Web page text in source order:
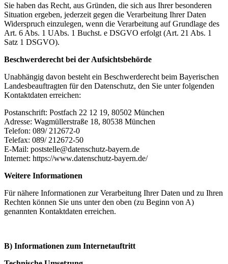
Sie haben das Recht, aus Gründen, die sich aus Ihrer besonderen
Situation ergeben, jederzeit gegen die Verarbeitung Ihrer Daten
Widerspruch einzulegen, wenn die Verarbeitung auf Grundlage des
Art. 6 Abs. 1 UAbs. 1 Buchst. e DSGVO erfolgt (Art. 21 Abs. 1
Satz 1 DSGVO).
Beschwerderecht bei der Aufsichtsbehörde
Unabhängig davon besteht ein Beschwerderecht beim Bayerischen
Landesbeauftragten für den Datenschutz, den Sie unter folgenden
Kontaktdaten erreichen:
Postanschrift: Postfach 22 12 19, 80502 München
Adresse: Wagmüllerstraße 18, 80538 München
Telefon: 089/ 212672-0
Telefax: 089/ 212672-50
E-Mail: poststelle@datenschutz-bayern.de
Internet: https://www.datenschutz-bayern.de/
Weitere Informationen
Für nähere Informationen zur Verarbeitung Ihrer Daten und zu Ihren
Rechten können Sie uns unter den oben (zu Beginn von A)
genannten Kontaktdaten erreichen.
B) Informationen zum Internetauftritt